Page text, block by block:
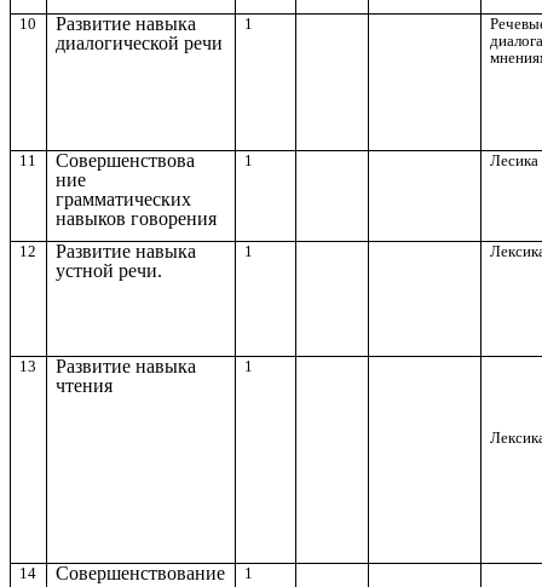
10
Развитие навыка
диалогической речи
1
11
Совершенствова
ние
грамматических
навыков говорения
1 Лесика
12
Развитие навыка
устной речи.
1
13
Развитие навыка
чтения
1
14
Совершенствование
1